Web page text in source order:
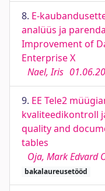
8. E-
analüüs ja
Improvement of
Enterprise X
Nael, Iris
9. EE Tele2
kvaliteedikontroll
quality and
tables
Oja, Mark Edvard
bakalaureusetööd